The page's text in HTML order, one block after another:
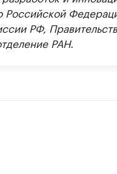
Российской
РФ,
РАН.